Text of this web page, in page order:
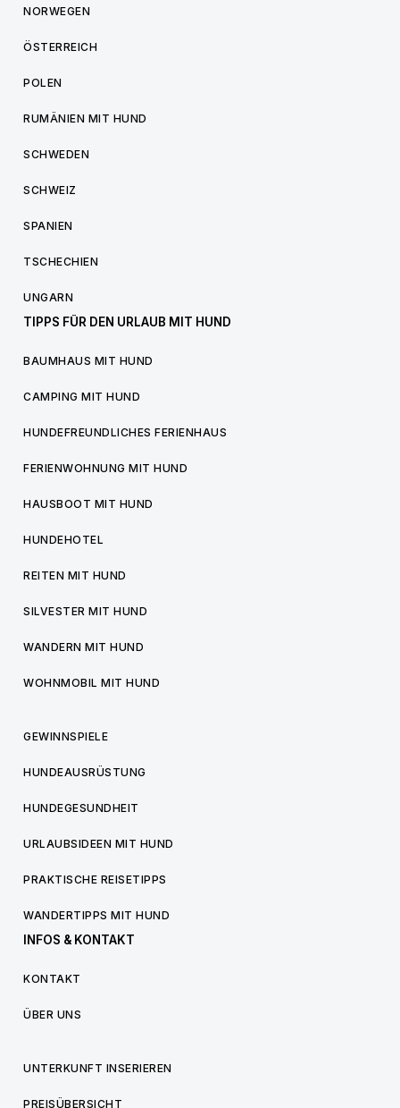
NORWEGEN
ÖSTERREICH
POLEN
RUMÄNIEN MIT HUND
SCHWEDEN
SCHWEIZ
SPANIEN
TSCHECHIEN
UNGARN
TIPPS FÜR DEN URLAUB MIT HUND
BAUMHAUS MIT HUND
CAMPING MIT HUND
HUNDEFREUNDLICHES FERIENHAUS
FERIENWOHNUNG MIT HUND
HAUSBOOT MIT HUND
HUNDEHOTEL
REITEN MIT HUND
SILVESTER MIT HUND
WANDERN MIT HUND
WOHNMOBIL MIT HUND
GEWINNSPIELE
HUNDEAUSRÜSTUNG
HUNDEGESUNDHEIT
URLAUBSIDEEN MIT HUND
PRAKTISCHE REISETIPPS
WANDERTIPPS MIT HUND
INFOS & KONTAKT
KONTAKT
ÜBER UNS
UNTERKUNFT INSERIEREN
PREISÜBERSICHT